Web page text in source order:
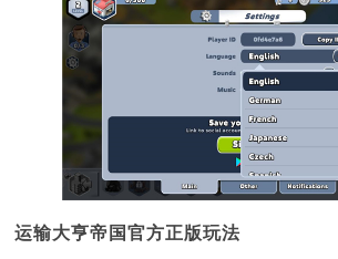
运输大亨帝国官方正版玩法